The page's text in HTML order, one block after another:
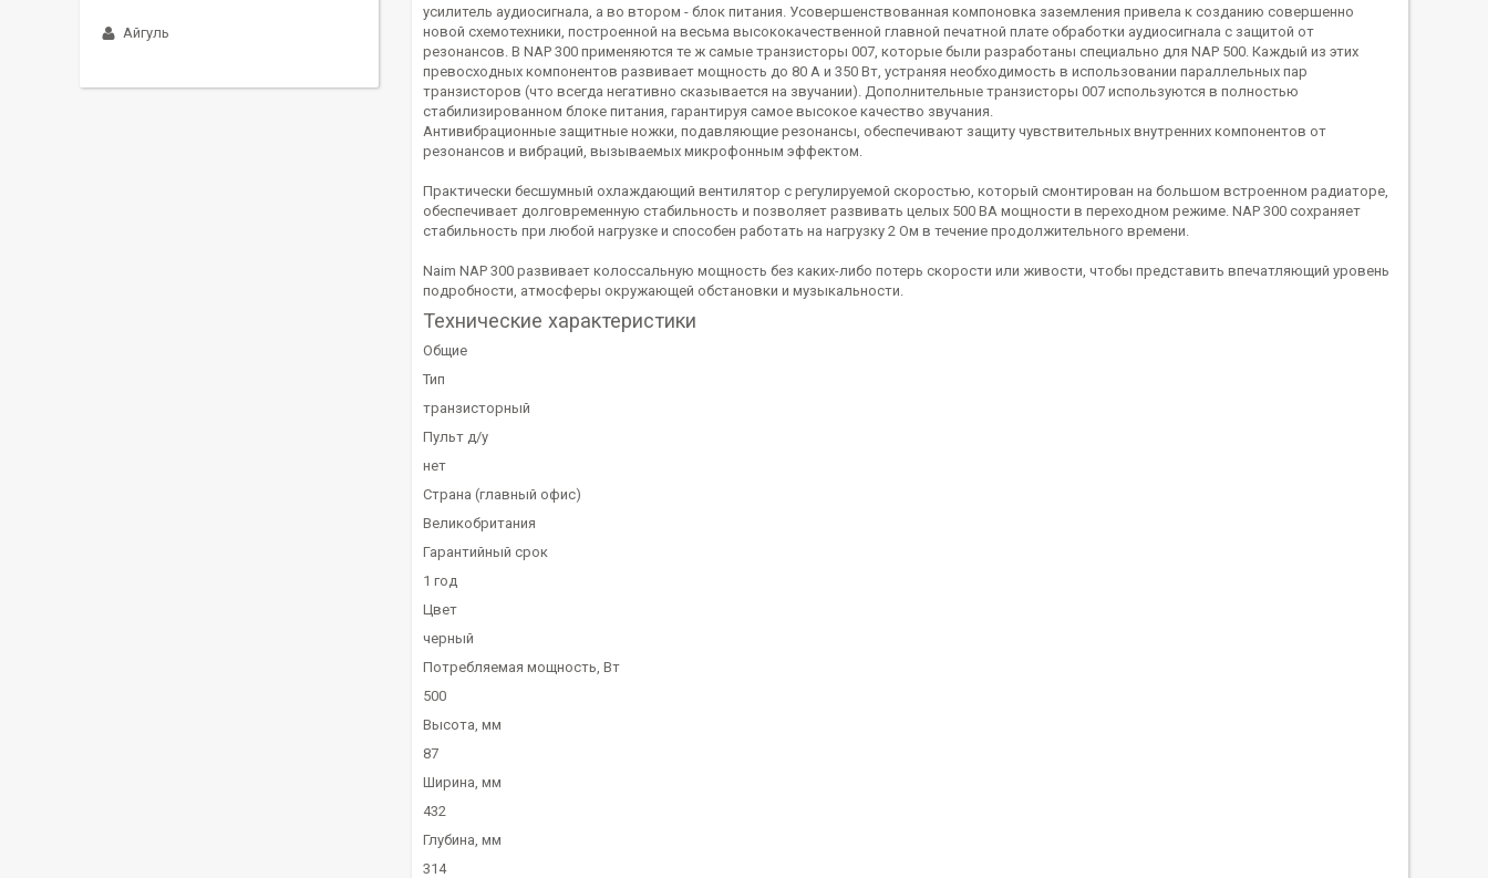
усилитель аудиосигнала, а во втором - блок питания. Усовершенствованная компоновка заземления привела к созданию совершенно
новой схемотехники, построенной на весьма высококачественной главной печатной плате обработки аудиосигнала с защитой от
резонансов. В NAP 300 применяются те ж самые транзисторы 007, которые были разработаны специально для NAP 500. Каждый из этих
превосходных компонентов развивает мощность до 80 А и 350 Вт, устраняя необходимость в использовании параллельных пар
транзисторов (что всегда негативно сказывается на звучании). Дополнительные транзисторы 007 используются в полностью
стабилизированном блоке питания, гарантируя самое высокое качество звучания.
Антивибрационные защитные ножки, подавляющие резонансы, обеспечивают защиту чувствительных внутренних компонентов от
резонансов и вибраций, вызываемых микрофонным эффектом.
Практически бесшумный охлаждающий вентилятор с регулируемой скоростью, который смонтирован на большом встроенном радиаторе,
обеспечивает долговременную стабильность и позволяет развивать целых 500 ВА мощности в переходном режиме. NAP 300 сохраняет
стабильность при любой нагрузке и способен работать на нагрузку 2 Ом в течение продолжительного времени.
Naim NAP 300 развивает колоссальную мощность без каких-либо потерь скорости или живости, чтобы представить впечатляющий уровень
подробности, атмосферы окружающей обстановки и музыкальности.
Технические характеристики
Общие
Тип
транзисторный
Пульт д/у
нет
Страна (главный офис)
Великобритания
Гарантийный срок
1 год
Цвет
черный
Потребляемая мощность, Вт
500
Высота, мм
87
Ширина, мм
432
Глубина, мм
314
Айгуль